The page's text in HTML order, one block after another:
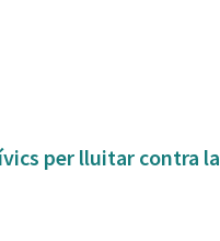
per lluitar contra la